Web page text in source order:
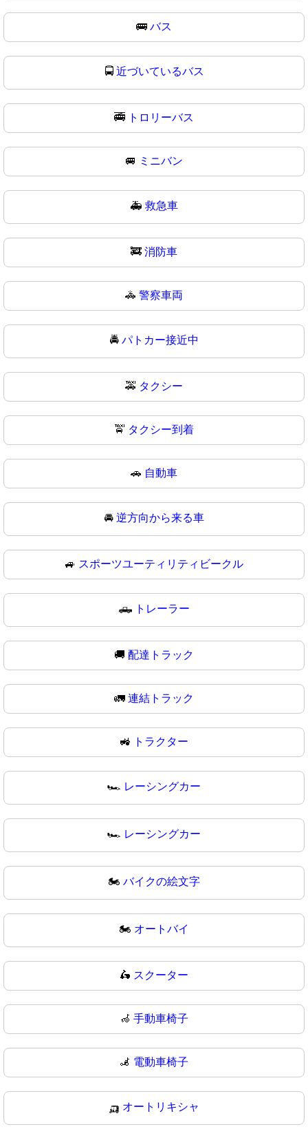
🚌 バス
🚍 近づいているバス
🚎 トロリーバス
🚐 ミニバン
🚑 救急車
🚒 消防車
🚓 警察車両
🚔 パトカー接近中
🚕 タクシー
🚖 タクシー到着
🚗 自動車
🚘 逆方向から来る車
🚙 スポーツユーティリティビークル
🛻 トレーラー
🚚 配達トラック
🚛 連結トラック
🚜 トラクター
🏎️ レーシングカー
🏎 レーシングカー
🏍️ バイクの絵文字
🏍 オートバイ
🛵 スクーター
🦽 手動車椅子
🦼 電動車椅子
🛺 オートリキシャ